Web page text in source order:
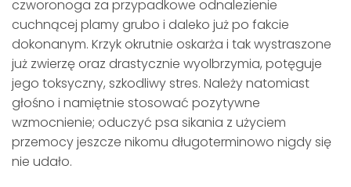
czworonoga za przypadkowe odnalezienie
cuchnącej plamy grubo i daleko już po fakcie
dokonanym. Krzyk okrutnie oskarża i tak wystraszone
już zwierzę oraz drastycznie wyolbrzymia, potęguje
jego toksyczny, szkodliwy stres. Należy natomiast
głośno i namiętnie stosować pozytywne
wzmocnienie; oduczyć psa sikania z użyciem
przemocy jeszcze nikomu długoterminowo nigdy się
nie udało.